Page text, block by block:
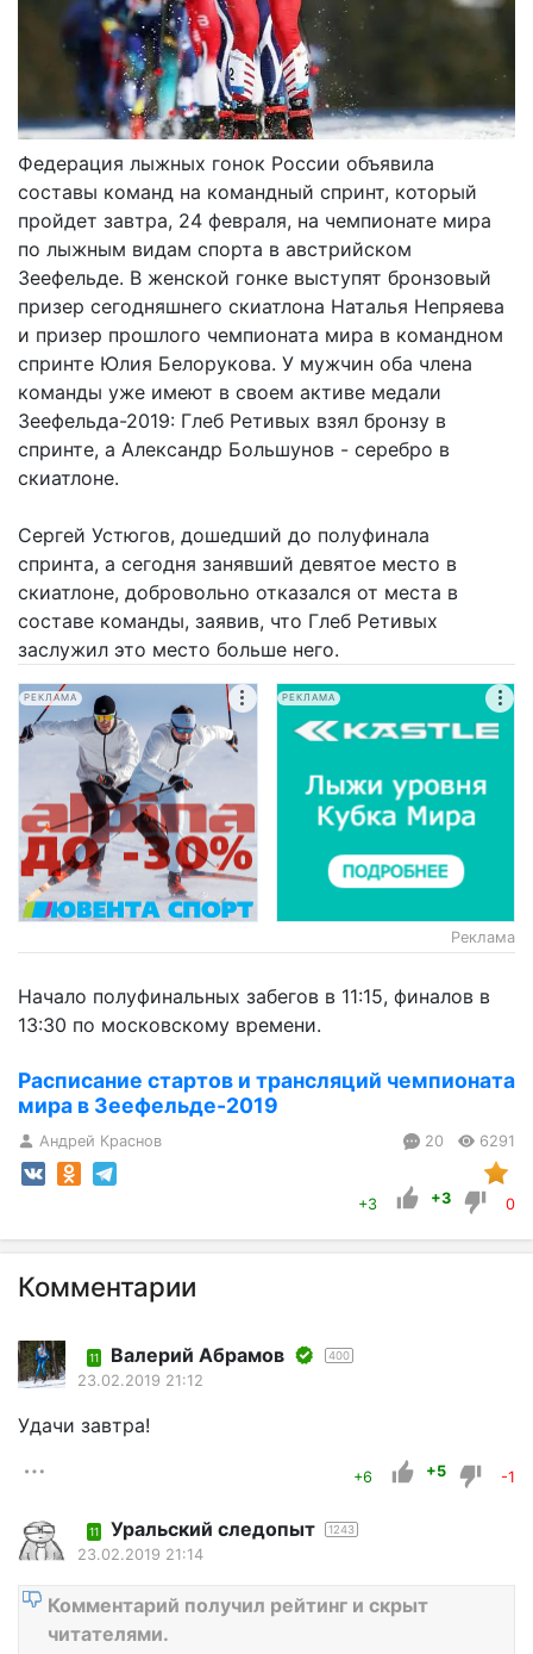
Федерация лыжных гонок России объявила
составы команд на командный спринт, который
пройдет завтра, 24 февраля, на чемпионате мира
по лыжным видам спорта в австрийском
Зеефельде. В женской гонке выступят бронзовый
призер сегодняшнего скиатлона Наталья Непряева
и призер прошлого чемпионата мира в командном
спринте Юлия Белорукова. У мужчин оба члена
команды уже имеют в своем активе медали
Зеефельда-2019: Глеб Ретивых взял бронзу в
спринте, а Александр Большунов - серебро в
скиатлоне.
Сергей Устюгов, дошедший до полуфинала
спринта, а сегодня занявший девятое место в
скиатлоне, добровольно отказался от места в
составе команды, заявив, что Глеб Ретивых
заслужил это место больше него.
РЕКЛАМА РЕКЛАМА
Реклама
Начало полуфинальных забегов в 11:15, финалов в
13:30 по московскому времени.
Расписание стартов и трансляций чемпионата
мира в Зеефельде-2019
Андрей Краснов 20 6291
+3 +3 0
Комментарии
11 Валерий Абрамов 400
23.02.2019 21:12
Удачи завтра!
+6 +5 -1
11 Уральский следопыт 1243
23.02.2019 21:14
Комментарий получил рейтинг и скрыт
читателями.